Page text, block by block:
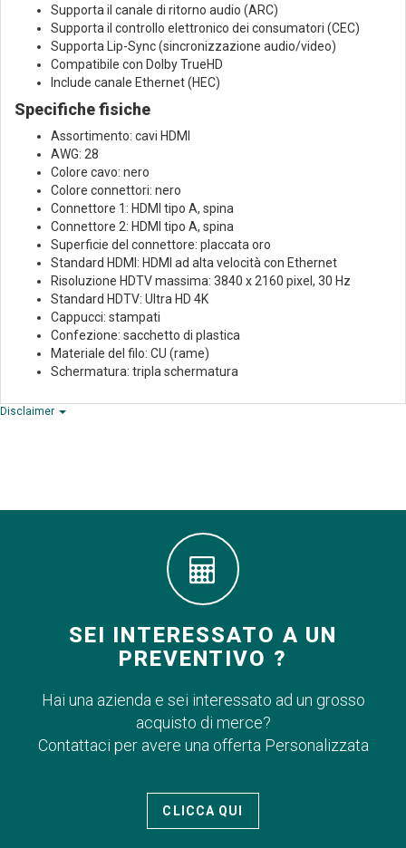
Supporta il canale di ritorno audio (ARC)
Supporta il controllo elettronico dei consumatori (CEC)
Supporta Lip-Sync (sincronizzazione audio/video)
Compatibile con Dolby TrueHD
Include canale Ethernet (HEC)
Specifiche fisiche
Assortimento: cavi HDMI
AWG: 28
Colore cavo: nero
Colore connettori: nero
Connettore 1: HDMI tipo A, spina
Connettore 2: HDMI tipo A, spina
Superficie del connettore: placcata oro
Standard HDMI: HDMI ad alta velocità con Ethernet
Risoluzione HDTV massima: 3840 x 2160 pixel, 30 Hz
Standard HDTV: Ultra HD 4K
Cappucci: stampati
Confezione: sacchetto di plastica
Materiale del filo: CU (rame)
Schermatura: tripla schermatura
Disclaimer
SEI INTERESSATO A UN
PREVENTIVO ?
Hai una azienda e sei interessato ad un grosso
acquisto di merce?
Contattaci per avere una offerta Personalizzata
CLICCA QUI